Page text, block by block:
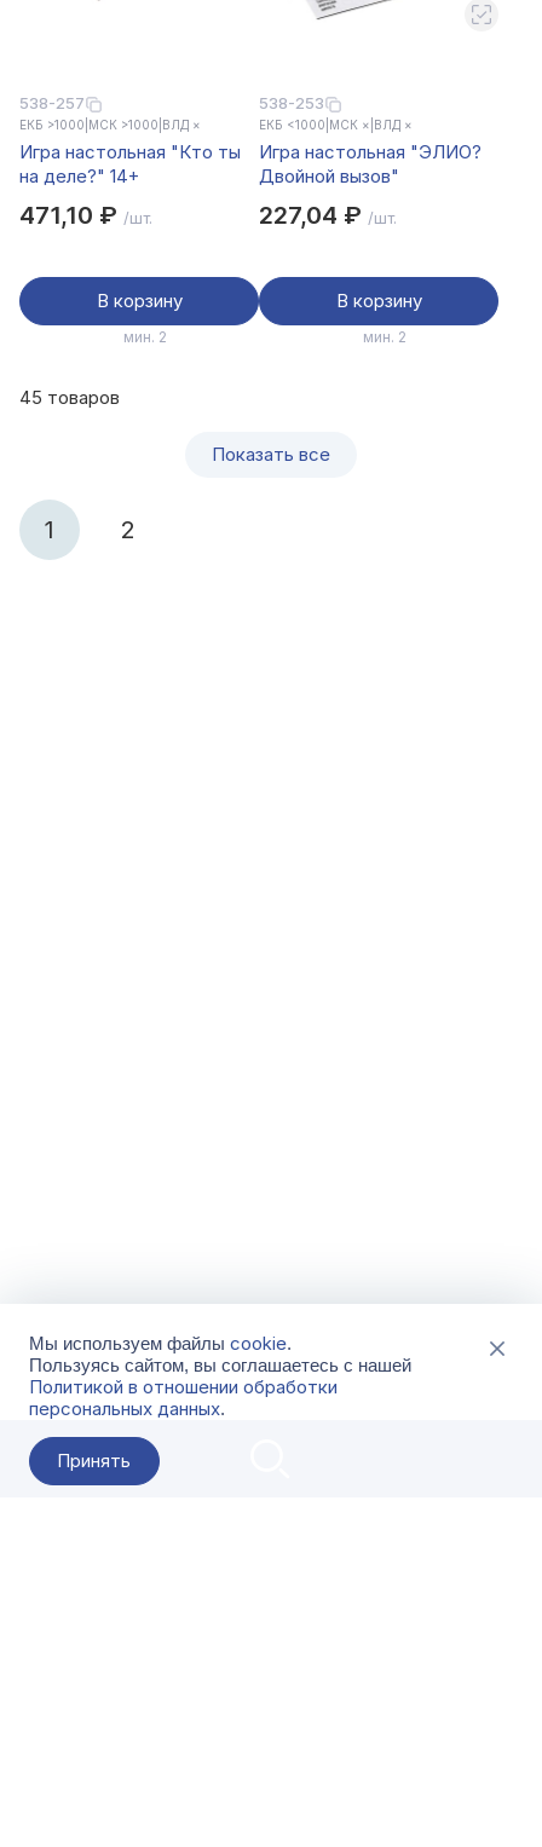
538-257
ЕКБ >1000 МСК >1000 ВЛД ×
Игра настольная "Кто ты
на деле?" 14+
471,10 ₽ /шт.
В корзину
мин. 2
538-253
ЕКБ <1000 МСК × ВЛД ×
Игра настольная "ЭЛИО?
Двойной вызов"
227,04 ₽ /шт.
В корзину
мин. 2
45 товаров
Показать все
1 2
Мы используем файлы cookie.
Пользуясь сайтом, вы соглашаетесь с нашей
Политикой в отношении обработки
персональных данных.
Принять